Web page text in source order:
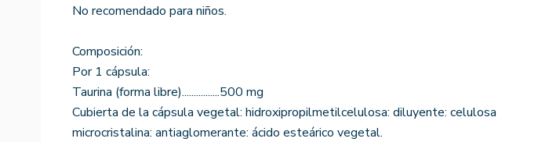
No recomendado para niños.
Composición:
Por 1 cápsula:
Taurina (forma libre)................500 mg
Cubierta de la cápsula vegetal: hidroxipropilmetilcelulosa: diluyente: celulosa
microcristalina: antiaglomerante: ácido esteárico vegetal.